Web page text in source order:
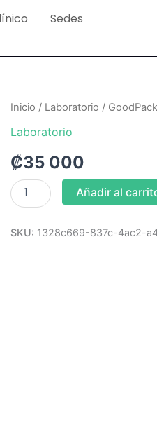
Sedes
Inicio / Laboratorio /
Laboratorio
₡35 000
GoodPack
cuidado
total
Añadir al
SKU: 1328c669-837c-4ac2-